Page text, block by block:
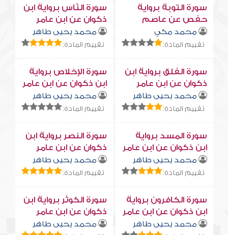
سورة التوبة برواية
حفص عن عاصم
محمد مكي
تقييم المادة:
سورة النّاس برواية ابن
ذكوان عن ابن عامر
محمد يحيى طاهر
تقييم المادة:
سورة الفلق برواية ابن
ذكوان عن ابن عامر
محمد يحيى طاهر
تقييم المادة:
سورة الإخلاص برواية
ابن ذكوان عن ابن عامر
محمد يحيى طاهر
تقييم المادة:
سورة المسد برواية
ابن ذكوان عن ابن عامر
محمد يحيى طاهر
تقييم المادة:
سورة النصر برواية ابن
ذكوان عن ابن عامر
محمد يحيى طاهر
تقييم المادة:
سورة الكافرون برواية
ابن ذكوان عن ابن عامر
محمد يحيى طاهر
سورة الكوثر برواية ابن
ذكوان عن ابن عامر
محمد يحيى طاهر